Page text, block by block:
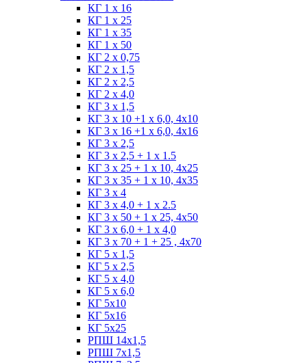
КГ 1 х 16
КГ 1 х 25
КГ 1 х 35
КГ 1 х 50
КГ 2 х 0,75
КГ 2 х 1,5
КГ 2 х 2,5
КГ 2 х 4,0
КГ 3 х 1,5
КГ 3 х 10 +1 x 6,0, 4х10
КГ 3 х 16 +1 x 6,0, 4х16
КГ 3 х 2,5
КГ 3 х 2,5 + 1 x 1.5
КГ 3 х 25 + 1 х 10, 4х25
КГ 3 х 35 + 1 x 10, 4х35
КГ 3 х 4
КГ 3 х 4,0 + 1 x 2.5
КГ 3 х 50 + 1 x 25, 4х50
КГ 3 х 6,0 + 1 x 4,0
КГ 3 х 70 + 1 + 25 , 4х70
КГ 5 х 1,5
КГ 5 х 2,5
КГ 5 х 4,0
КГ 5 х 6,0
КГ 5х10
КГ 5х16
КГ 5х25
РПШ 14х1,5
РПШ 7х1,5